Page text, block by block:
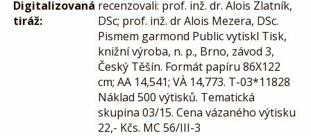
Digitalizovaná
tiráž:
recenzovali: prof. inž. dr. Alois Zlatník,
DSc; prof. inž. dr Alois Mezera, DSc.
Pismem garmond Public vytiskl Tisk,
knižní výroba, n. p., Brno, závod 3,
Český Těšín. Formát papíru 86X122
cm; AA 14,541; VÀ 14,773. T-03*11828
Náklad 500 výtisků. Tematická
skupina 03/15. Cena vázaného výtisku
22,- Kčs. MC 56/III-3